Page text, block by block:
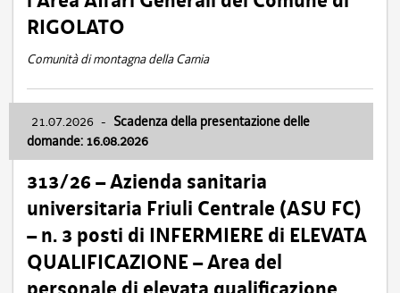
RIGOLATO
Comunità di montagna della Carnia
21.07.2026 - Scadenza della presentazione delle
domande: 16.08.2026
313/26 – Azienda sanitaria
universitaria Friuli Centrale (ASU FC)
– n. 3 posti di INFERMIERE di ELEVATA
QUALIFICAZIONE – Area del